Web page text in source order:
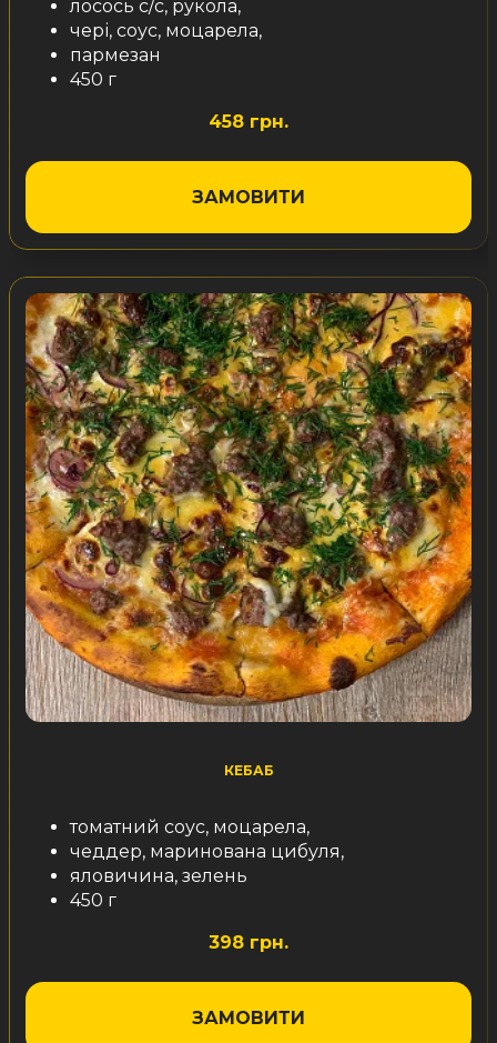
лосось с/с, рукола,
чері, соус, моцарела,
пармезан
450 г
458 грн.
ЗАМОВИТИ
КЕБАБ
томатний соус, моцарела,
чеддер, маринована цибуля,
яловичина, зелень
450 г
398 грн.
ЗАМОВИТИ